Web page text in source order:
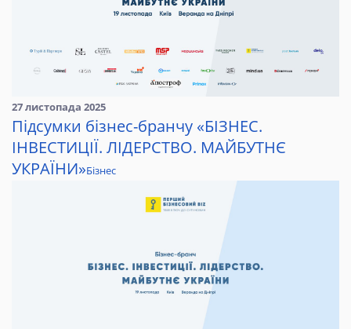
27 листопада 2025
Підсумки бізнес-бранчу «БІЗНЕС.
ІНВЕСТИЦІЇ. ЛІДЕРСТВО. МАЙБУТНЄ
УКРАЇНИ»Бізнес